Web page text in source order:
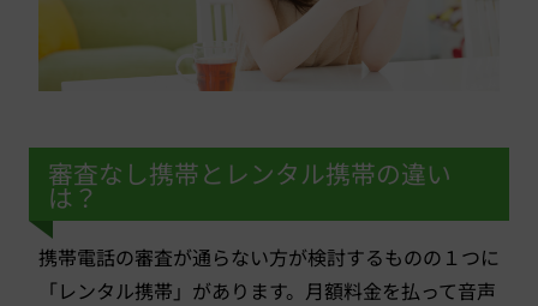
審査なし携帯とレンタル携帯の違い
は？
携帯電話の審査が通らない方が検討するものの１つに
「レンタル携帯」があります。月額料金を払って音声